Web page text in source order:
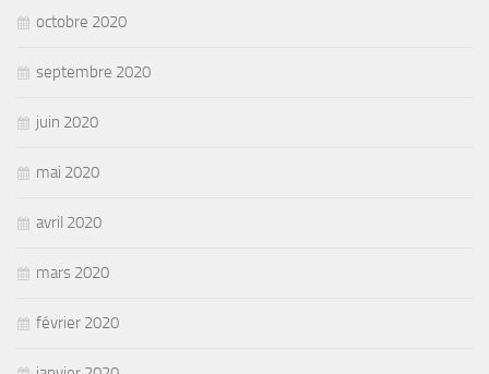
octobre 2020
septembre 2020
juin 2020
mai 2020
avril 2020
mars 2020
février 2020